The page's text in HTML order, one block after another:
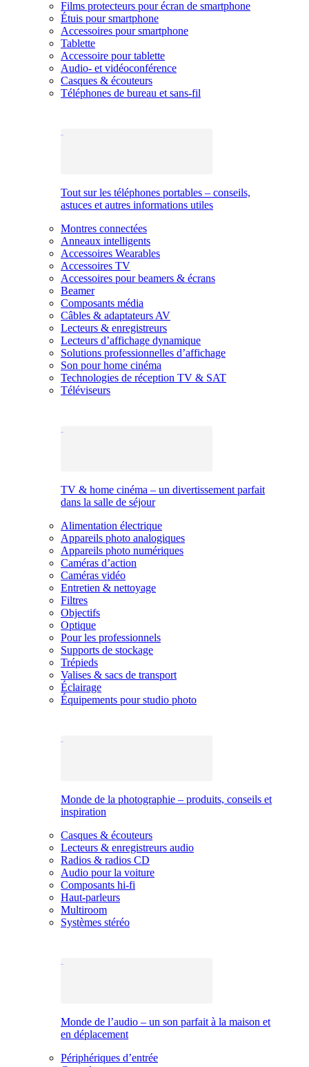
Films protecteurs pour écran de smartphone
Étuis pour smartphone
Accessoires pour smartphone
Tablette
Accessoire pour tablette
Audio- et vidéoconférence
Casques & écouteurs
Téléphones de bureau et sans-fil
Tout sur les téléphones portables – conseils,
astuces et autres informations utiles
Montres connectées
Anneaux intelligents
Accessoires Wearables
Accessoires TV
Accessoires pour beamers & écrans
Beamer
Composants média
Câbles & adaptateurs AV
Lecteurs & enregistreurs
Lecteurs d’affichage dynamique
Solutions professionnelles d’affichage
Son pour home cinéma
Technologies de réception TV & SAT
Téléviseurs
TV & home cinéma – un divertissement parfait
dans la salle de séjour
Alimentation électrique
Appareils photo analogiques
Appareils photo numériques
Caméras d’action
Caméras vidéo
Entretien & nettoyage
Filtres
Objectifs
Optique
Pour les professionnels
Supports de stockage
Trépieds
Valises & sacs de transport
Éclairage
Équipements pour studio photo
Monde de la photographie – produits, conseils et
inspiration
Casques & écouteurs
Lecteurs & enregistreurs audio
Radios & radios CD
Audio pour la voiture
Composants hi-fi
Haut-parleurs
Multiroom
Systèmes stéréo
Monde de l’audio – un son parfait à la maison et
en déplacement
Périphériques d’entrée